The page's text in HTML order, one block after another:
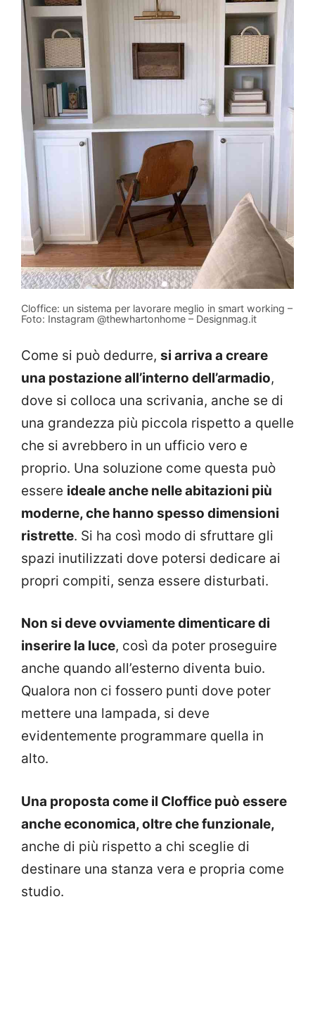
Cloffice: un sistema per lavorare meglio in smart working –
Foto: Instagram @thewhartonhome – Designmag.it
Come si può dedurre, si arriva a creare
una postazione all’interno dell’armadio,
dove si colloca una scrivania, anche se di
una grandezza più piccola rispetto a quelle
che si avrebbero in un ufficio vero e
proprio. Una soluzione come questa può
essere ideale anche nelle abitazioni più
moderne, che hanno spesso dimensioni
ristrette. Si ha così modo di sfruttare gli
spazi inutilizzati dove potersi dedicare ai
propri compiti, senza essere disturbati.
Non si deve ovviamente dimenticare di
inserire la luce, così da poter proseguire
anche quando all’esterno diventa buio.
Qualora non ci fossero punti dove poter
mettere una lampada, si deve
evidentemente programmare quella in
alto.
Una proposta come il Cloffice può essere
anche economica, oltre che funzionale,
anche di più rispetto a chi sceglie di
destinare una stanza vera e propria come
studio.